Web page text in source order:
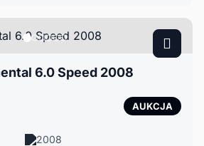
6.0 Speed 2008
AUKCJA
2008